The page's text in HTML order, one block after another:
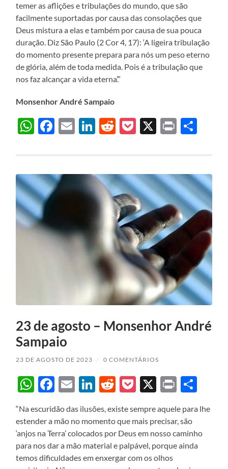
temer as aflições e tribulações do mundo, que são
facilmente suportadas por causa das consolações que
Deus mistura a elas e também por causa de sua pouca
duração. Diz São Paulo (2 Cor 4, 17): ‘A ligeira tribulação
do momento presente prepara para nós um peso eterno
de glória, além de toda medida. Pois é a tribulação que
nos faz alcançar a vida eterna’.”
Monsenhor André Sampaio
WhatsApp
Facebook
EmailLinkedIn
Reddit
Pocket
X Print
23 de agosto – Monsenhor André
Sampaio
23 DE AGOSTO DE 2023 / 0 COMENTÁRIOS
WhatsApp
Facebook
EmailLinkedIn
Reddit
Pocket
X Print
“Na escuridão das ilusões, existe sempre aquele para lhe
estender a mão no momento que mais precisar, são
‘anjos na Terra’ colocados por Deus em nosso caminho
para nos dar a mão material e palpável, porque ainda
temos dificuldades em enxergar com os olhos